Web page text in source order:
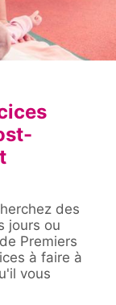
des
jours ou
Premiers
à faire à
vous